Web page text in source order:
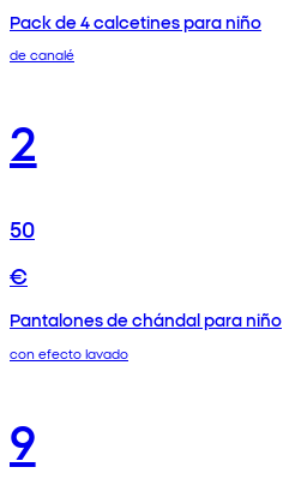
Pack de 4 calcetines para niño
de canalé
2
50
€
Pantalones de chándal para niño
con efecto lavado
9